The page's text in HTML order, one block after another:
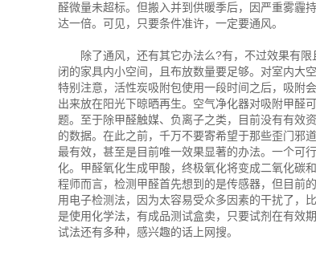
醛微量未超标。但搬入并到供暖季后，因严重雾霾
达一倍。可见，只要条件准许，一定要通风。
除了通风，还有其它办法么?有，不过效果有限
闭的家具内小空间，且布放数量要足够。对室内大
特别注意，活性炭吸附包使用一段时间之后，吸附
出来放在阳光下晾晒再生。空气净化器对吸附甲醛
题。至于除甲醛触媒、负离子之类，目前没有有效
的数据。在此之前，千万不要寄希望于那些歪门
最有效，甚至是目前唯一效果显著的办法。一个可
化。甲醛氧化生成甲酸，终极氧化将变成二氧化碳
程师而言，检测甲醛首先想到的是传感器，但目前
用电子检测法，因为太容易受众多因素的干扰了，
是使用化学法，有成品测试盒卖，只要试剂在有效
试法还有多种，感兴趣的话上网搜。